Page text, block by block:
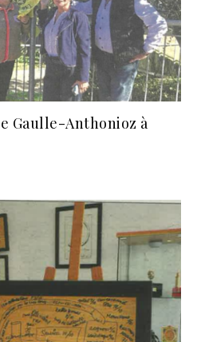
Gaulle-Anthonioz à